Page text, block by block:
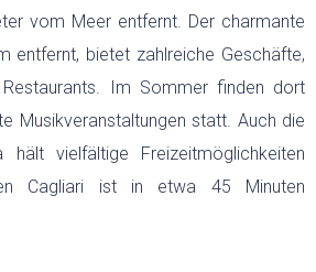
SARDINIEN
WELTWEIT
RUNDREISEN
vom Meer entfernt. Der charmante
entfernt, bietet zahlreiche Geschäfte,
Im Sommer finden dort
Musikveranstaltungen statt. Auch die
hält vielfältige Freizeitmöglichkeiten
Cagliari ist in etwa 45 Minuten